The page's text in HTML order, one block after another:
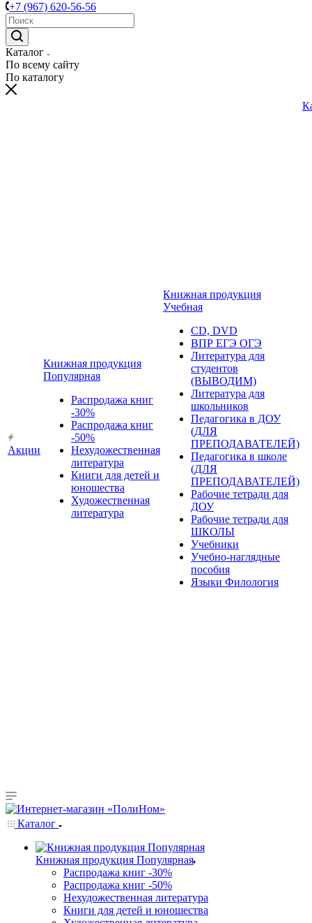
+7 (967) 620-56-56
Каталог
По всему сайту
По каталогу
Акции
Книжная продукция
Популярная
Распродажа книг
-30%
Распродажа книг
-50%
Нехудожественная
литература
Книги для детей и
юношества
Художественная
литература
Книжная продукция
Учебная
CD, DVD
ВПР ЕГЭ ОГЭ
Литература для
студентов
(ВЫВОДИМ)
Литература для
школьников
Педагогика в ДОУ
(ДЛЯ
ПРЕПОДАВАТЕЛЕЙ)
Педагогика в школе
(ДЛЯ
ПРЕПОДАВАТЕЛЕЙ)
Рабочие тетради для
ДОУ
Рабочие тетради для
ШКОЛЫ
Учебники
Учебно-наглядные
пособия
Языки Филология
Каталог
Книжная продукция Популярная
Распродажа книг -30%
Распродажа книг -50%
Нехудожественная литература
Книги для детей и юношества